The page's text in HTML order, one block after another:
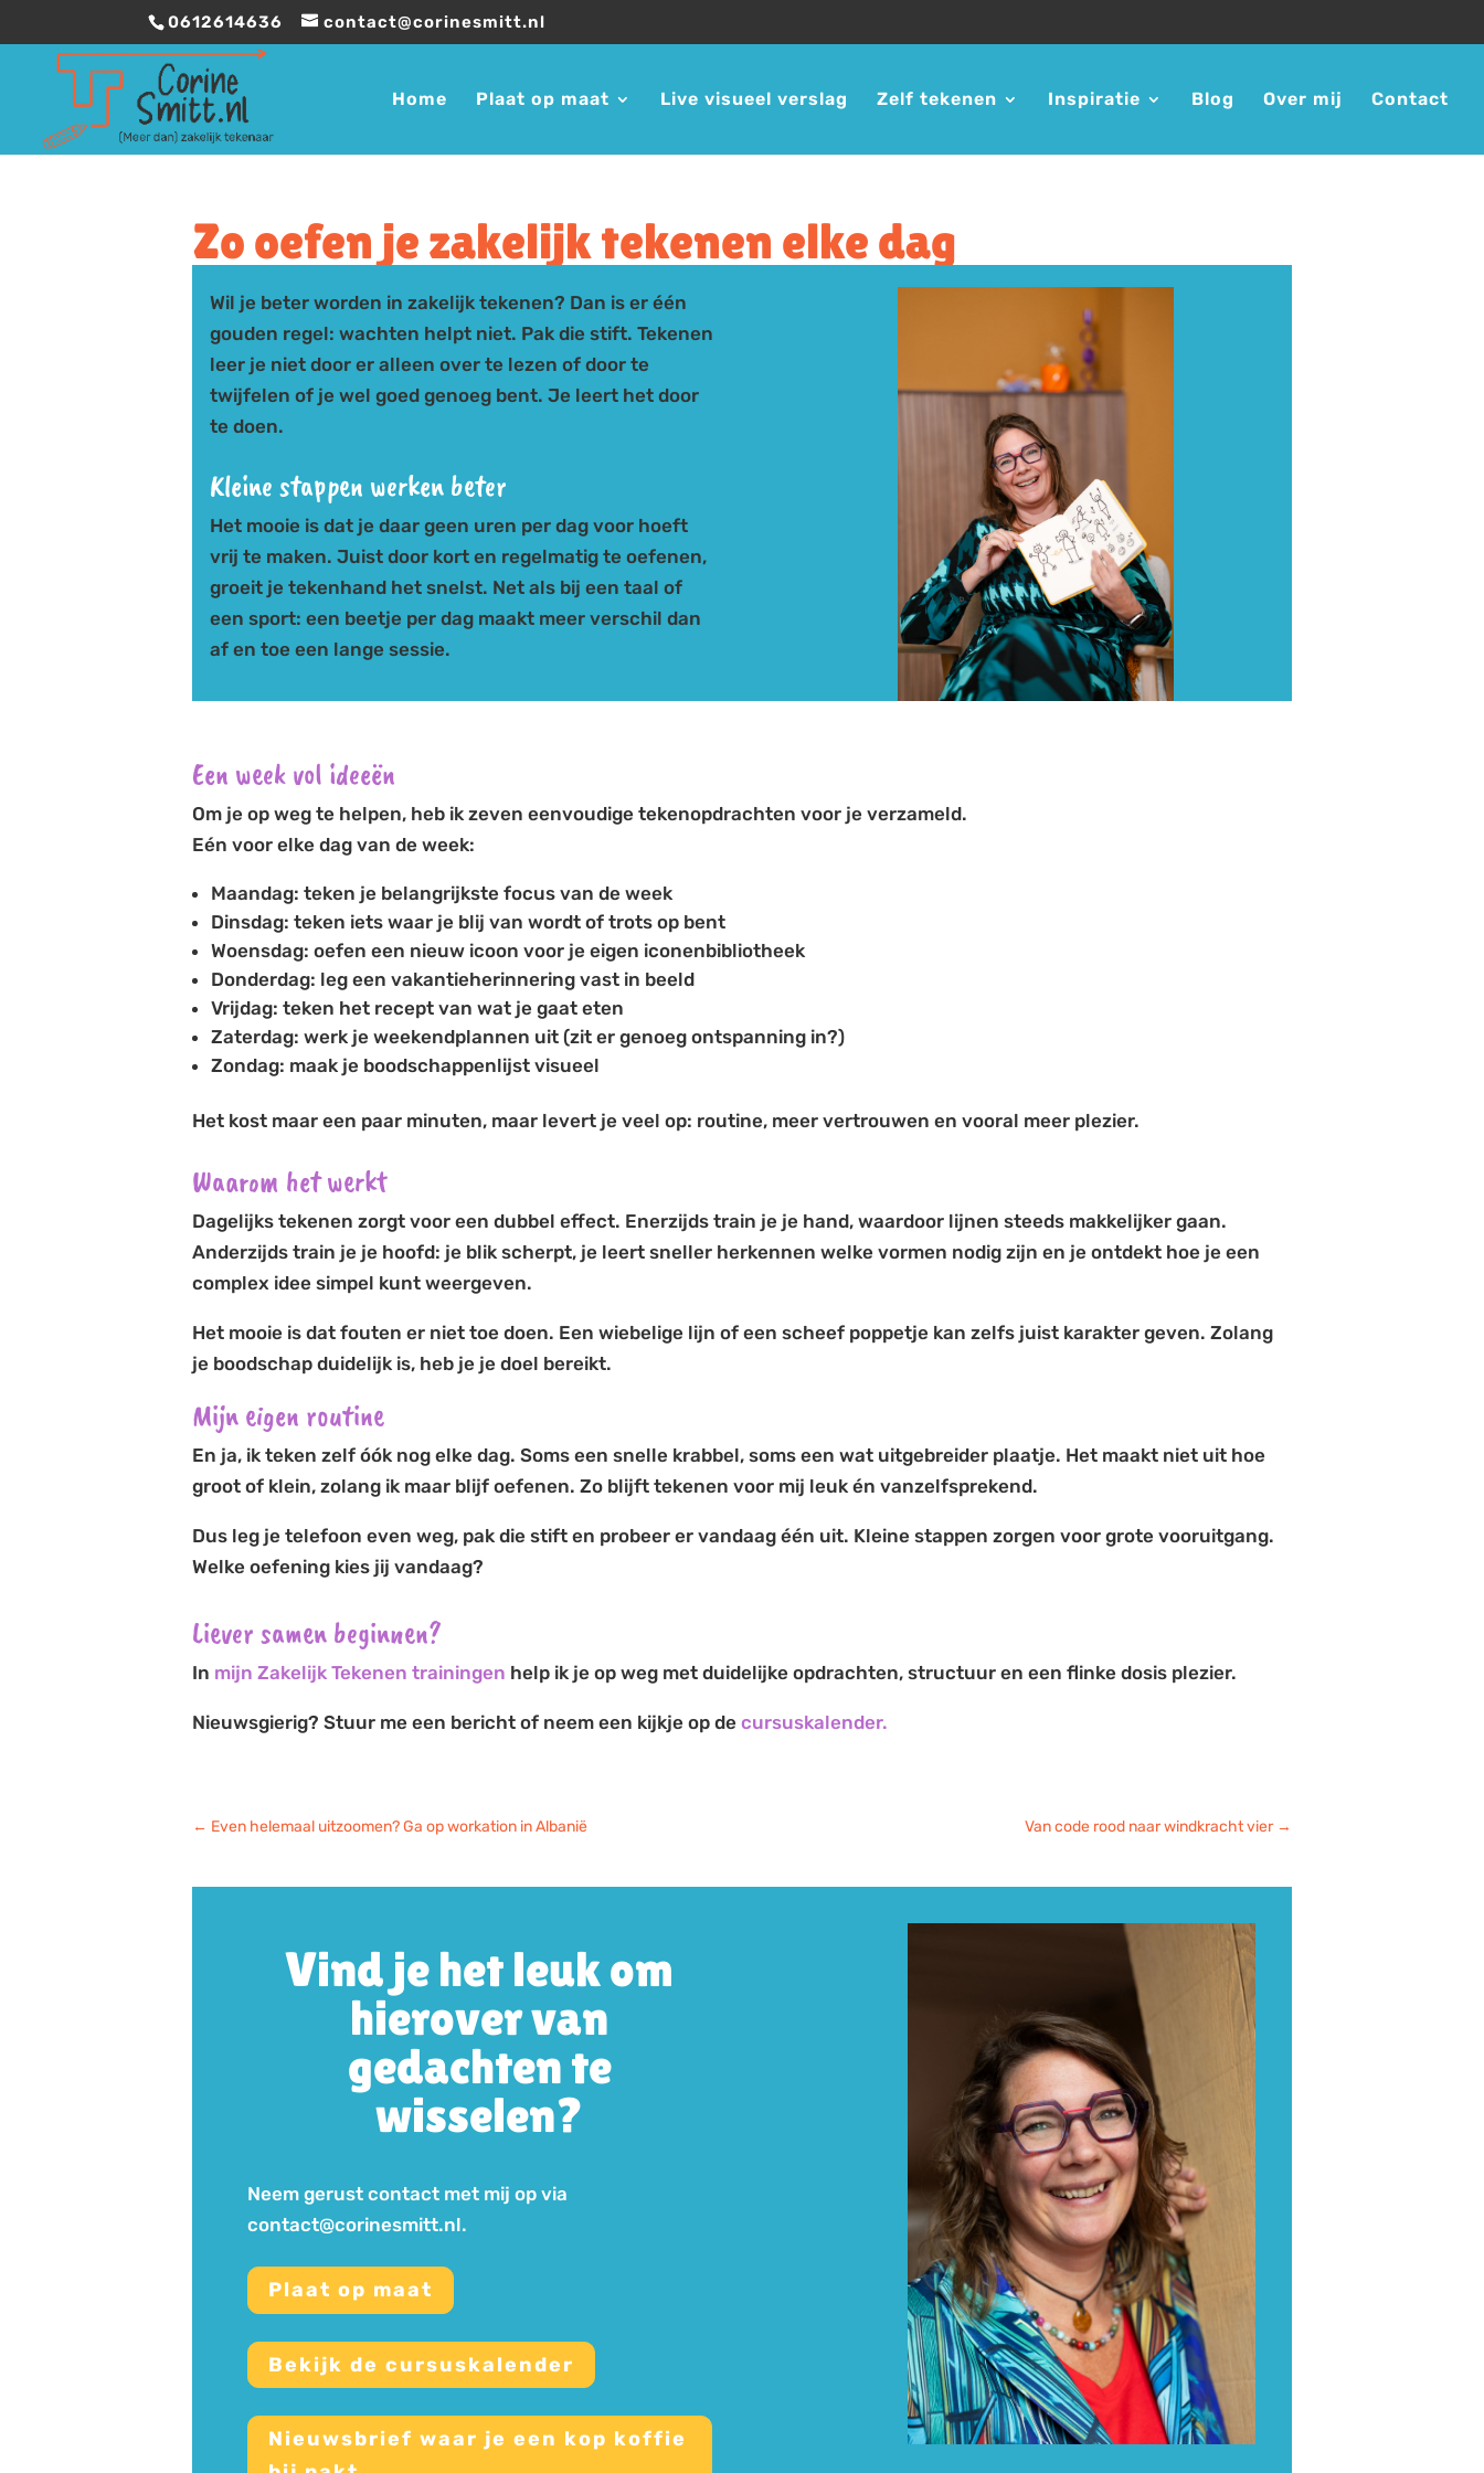
0612614636 contact@corinesmitt.nl
Home Plaat op maat Live visueel verslag Zelf tekenen Inspiratie Blog Over mij Contact
Zo oefen je zakelijk tekenen elke dag
Wil je beter worden in zakelijk tekenen? Dan is er één
gouden regel: wachten helpt niet. Pak die stift. Tekenen
leer je niet door er alleen over te lezen of door te
twijfelen of je wel goed genoeg bent. Je leert het door
te doen.
Kleine stappen werken beter
Het mooie is dat je daar geen uren per dag voor hoeft
vrij te maken. Juist door kort en regelmatig te oefenen,
groeit je tekenhand het snelst. Net als bij een taal of
een sport: een beetje per dag maakt meer verschil dan
af en toe een lange sessie.
Een week vol ideeën
Om je op weg te helpen, heb ik zeven eenvoudige tekenopdrachten voor je verzameld.
Eén voor elke dag van de week:
Maandag: teken je belangrijkste focus van de week
Dinsdag: teken iets waar je blij van wordt of trots op bent
Woensdag: oefen een nieuw icoon voor je eigen iconenbibliotheek
Donderdag: leg een vakantieherinnering vast in beeld
Vrijdag: teken het recept van wat je gaat eten
Zaterdag: werk je weekendplannen uit (zit er genoeg ontspanning in?)
Zondag: maak je boodschappenlijst visueel
Het kost maar een paar minuten, maar levert je veel op: routine, meer vertrouwen en vooral meer plezier.
Waarom het werkt
Dagelijks tekenen zorgt voor een dubbel effect. Enerzijds train je je hand, waardoor lijnen steeds makkelijker gaan.
Anderzijds train je je hoofd: je blik scherpt, je leert sneller herkennen welke vormen nodig zijn en je ontdekt hoe je een
complex idee simpel kunt weergeven.
Het mooie is dat fouten er niet toe doen. Een wiebelige lijn of een scheef poppetje kan zelfs juist karakter geven. Zolang
je boodschap duidelijk is, heb je je doel bereikt.
Mijn eigen routine
En ja, ik teken zelf óók nog elke dag. Soms een snelle krabbel, soms een wat uitgebreider plaatje. Het maakt niet uit hoe
groot of klein, zolang ik maar blijf oefenen. Zo blijft tekenen voor mij leuk én vanzelfsprekend.
Dus leg je telefoon even weg, pak die stift en probeer er vandaag één uit. Kleine stappen zorgen voor grote vooruitgang.
Welke oefening kies jij vandaag?
Liever samen beginnen?
In mijn Zakelijk Tekenen trainingen help ik je op weg met duidelijke opdrachten, structuur en een flinke dosis plezier.
Nieuwsgierig? Stuur me een bericht of neem een kijkje op decursuskalender.
← Even helemaal uitzoomen? Ga op workation in Albanië Van code rood naar windkracht vier→
Vind je het leuk om
hierover van
gedachten te
wisselen?
Neem gerust contact met mij op via
contact@corinesmitt.nl.
Plaat op maat
Bekijk de cursuskalender
Nieuwsbrief waar je een kop koffie